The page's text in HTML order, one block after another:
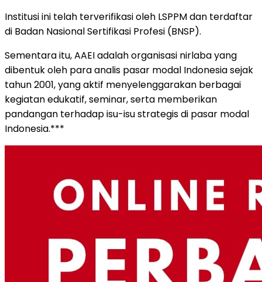
Institusiini telah terverifikasioleh LSPPMdan terdaftar
di Badan NasionalSertifikasi Profesi (BNSP).
Sementaraitu,AAEIadalahorganisasi nirlabayang
dibentukoleh paraanalis pasar modal Indonesiasejak
tahun2001,yangaktif menyelenggarakan berbagai
kegiatanedukatif,seminar,serta memberikan
pandangan terhadapisu-isustrategisdi pasar modal
Indonesia.***